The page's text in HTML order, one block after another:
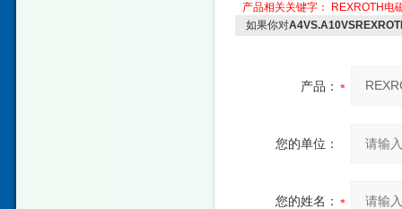
产品相关关键字：
REXROTH电
如果你对
产品：
您的单位：
您的姓名：